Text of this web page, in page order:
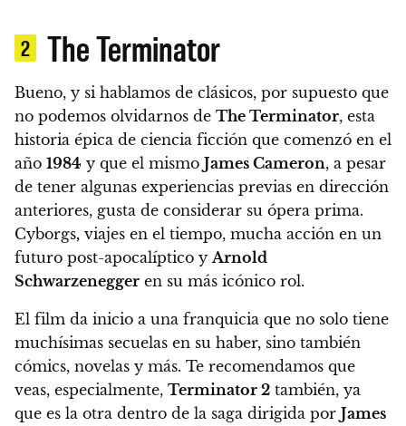
2 The Terminator
Bueno, y si hablamos de clásicos, por supuesto que
no podemos olvidarnos de The Terminator, esta
historia épica de ciencia ficción que comenzó en el
año 1984 y que el mismo James Cameron, a pesar
de tener algunas experiencias previas en dirección
anteriores, gusta de considerar su ópera prima.
Cyborgs, viajes en el tiempo, mucha acción en un
futuro post-apocalíptico y Arnold
Schwarzenegger en su más icónico rol.
El film da inicio a una franquicia que no solo tiene
muchísimas secuelas en su haber, sino también
cómics, novelas y más. Te recomendamos que
veas, especialmente, Terminator 2 también, ya
que es la otra dentro de la saga dirigida por James